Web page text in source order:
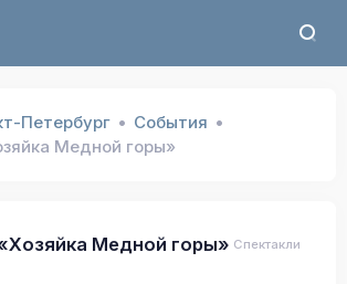
Петербург
События
Медной горы»
Медной горы» Спектакли